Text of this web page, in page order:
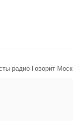
радио Говорит